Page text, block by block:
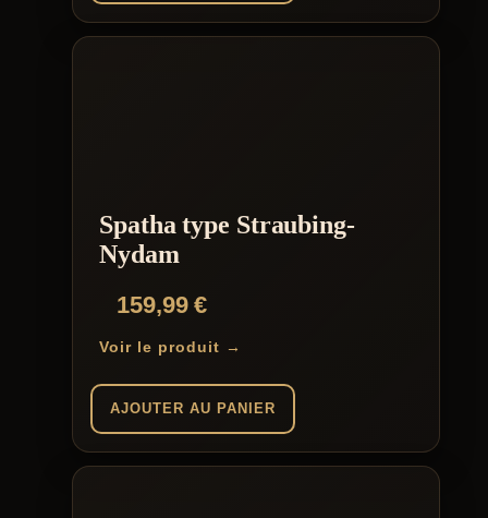
Spatha type Straubing-
Nydam
159,99€
Voir le produit →
AJOUTER AU PANIER